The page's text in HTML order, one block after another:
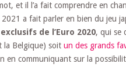
et il l’a fait comprendre en
2021 a fait parler en bien du jeu
de l’Euro 2020, qui se
la Belgique) soit un des grands
en communiquant sur la